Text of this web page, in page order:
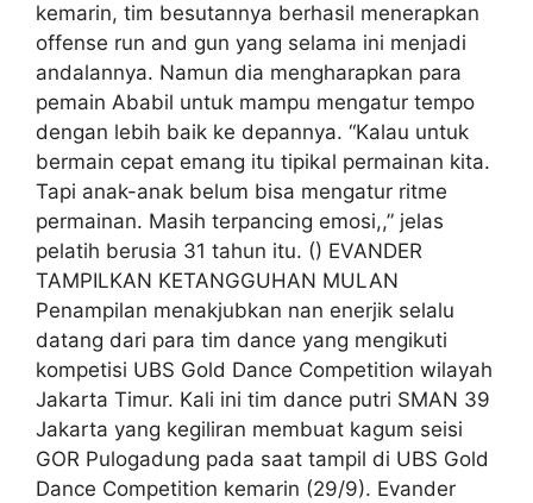
kemarin, tim besutannya berhasil menerapkan
offense run and gun yang selama ini menjadi
andalannya. Namun dia mengharapkan para
pemain Ababil untuk mampu mengatur tempo
dengan lebih baik ke depannya. “Kalau untuk
bermain cepat emang itu tipikal permainan kita.
Tapi anak-anak belum bisa mengatur ritme
permainan. Masih terpancing emosi,,” jelas
pelatih berusia 31 tahun itu. () EVANDER
TAMPILKAN KETANGGUHAN MULAN
Penampilan menakjubkan nan enerjik selalu
datang dari para tim dance yang mengikuti
kompetisi UBS Gold Dance Competition wilayah
Jakarta Timur. Kali ini tim dance putri SMAN 39
Jakarta yang kegiliran membuat kagum seisi
GOR Pulogadung pada saat tampil di UBS Gold
Dance Competition kemarin (29/9). Evander